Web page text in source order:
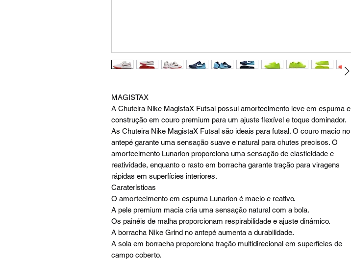
MAGISTAX
A Chuteira Nike MagistaX Futsal possui amortecimento leve em espuma e
construção em couro premium para um ajuste flexível e toque dominador.
As Chuteira Nike MagistaX Futsal são ideais para futsal. O couro macio no
antepé garante uma sensação suave e natural para chutes precisos. O
amortecimento Lunarlon proporciona uma sensação de elasticidade e
reatividade, enquanto o rasto em borracha garante tração para viragens
rápidas em superfícies interiores.
Caraterísticas
O amortecimento em espuma Lunarlon é macio e reativo.
A pele premium macia cria uma sensação natural com a bola.
Os painéis de malha proporcionam respirabilidade e ajuste dinâmico.
A borracha Nike Grind no antepé aumenta a durabilidade.
A sola em borracha proporciona tração multidirecional em superfícies de
campo coberto.